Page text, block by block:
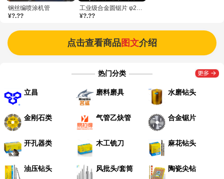
钢丝编喷涂机管
¥?.??
工业级合金圆锯片 φ230（9寸）9x80T/木用/25片/件
¥?.??
点击查看商品图文介绍
热门分类
立昌 磨料磨具 水磨钻头
金刚石类 气管乙炔管 合金锯片
开孔器类 木工铣刀 麻花钻头
油压钻头 风批头/套筒 陶瓷尖钻